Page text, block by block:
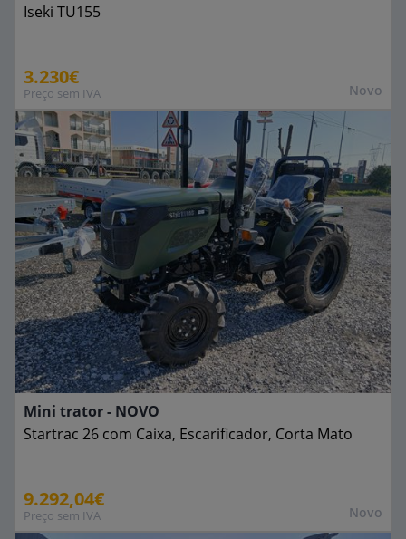
Novo
Iseki TU155
3.230€
Preço sem IVA
Novo
Mini trator - NOVO
Startrac 26 com Caixa, Escarificador, Corta Mato
9.292,04€
Preço sem IVA